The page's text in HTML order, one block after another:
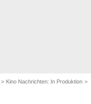
Kino Nachrichten: In Produktion